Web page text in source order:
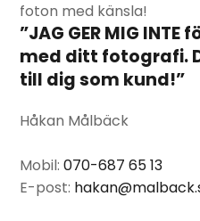
foton med känsla!
”JAG GER MIG
med ditt fotografi.
till dig som kund!”
Håkan Målbäck
Mobil:070-687 65 13
E-post: